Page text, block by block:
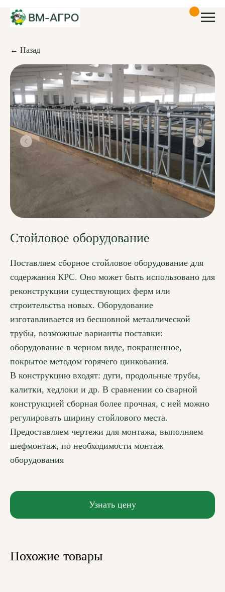
← Назад
Стойловое оборудование
Поставляем сборное стойловое оборудование для
содержания КРС. Оно может быть использовано для
реконструкции существующих ферм или
строительства новых. Оборудование
изготавливается из бесшовной металлической
трубы, возможные варианты поставки:
оборудование в черном виде, покрашенное,
покрытое методом горячего цинкования.
В конструкцию входят: дуги, продольные трубы,
калитки, хедлоки и др. В сравнении со сварной
конструкцией сборная более прочная, с ней можно
регулировать ширину стойлового места.
Предоставляем чертежи для монтажа, выполняем
шефмонтаж, по необходимости монтаж
оборудования
Узнать цену
Похожие товары